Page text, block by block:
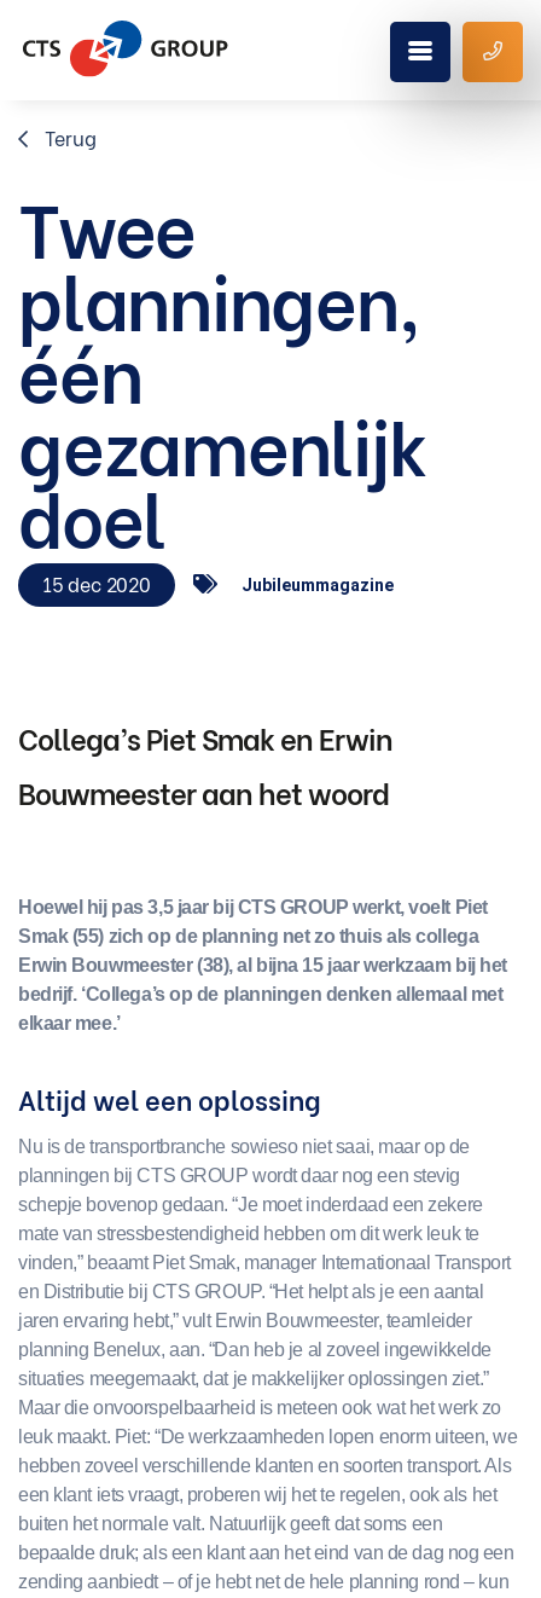
Terug
Twee
planningen,
één
gezamenlijk
doel
15 dec 2020 Jubileummagazine
Collega’s Piet Smak en Erwin
Bouwmeester aan het woord
Hoewel hij pas 3,5 jaar bij CTS GROUP werkt, voelt Piet
Smak (55) zich op de planning net zo thuis als collega
Erwin Bouwmeester (38), al bijna 15 jaar werkzaam bij het
bedrijf. ‘Collega’s op de planningen denken allemaal met
elkaar mee.’
Altijd wel een oplossing
Nu is de transportbranche sowieso niet saai, maar op de
planningen bij CTS GROUP wordt daar nog een stevig
schepje bovenop gedaan. “Je moet inderdaad een zekere
mate van stressbestendigheid hebben om dit werk leuk te
vinden,” beaamt Piet Smak, manager Internationaal Transport
en Distributie bij CTS GROUP. “Het helpt als je een aantal
jaren ervaring hebt,” vult Erwin Bouwmeester, teamleider
planning Benelux, aan. “Dan heb je al zoveel ingewikkelde
situaties meegemaakt, dat je makkelijker oplossingen ziet.”
Maar die onvoorspelbaarheid is meteen ook wat het werk zo
leuk maakt. Piet: “De werkzaamheden lopen enorm uiteen, we
hebben zoveel verschillende klanten en soorten transport. Als
een klant iets vraagt, proberen wij het te regelen, ook als het
buiten het normale valt. Natuurlijk geeft dat soms een
bepaalde druk; als een klant aan het eind van de dag nog een
zending aanbiedt – of je hebt net de hele planning rond – kun